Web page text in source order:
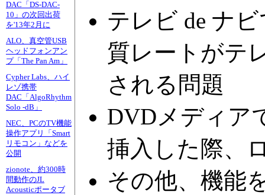
DAC「DS-DAC-
10」の次回出荷
を'13年2月に
ALO、真空管USB
ヘッドフォンアン
プ「The Pan Am」
Cypher Labs、ハイ
レゾ携帯
DAC「AlgoRhythm
Solo -dB」
NEC、PCのTV機能
操作アプリ「Smart
リモコン」などを
公開
zionote、約300時
間動作のJL
Acousticポータブ
テレビ de ナ
質レートがテ
される問題
DVDメディア
挿入した際、
その他、機能